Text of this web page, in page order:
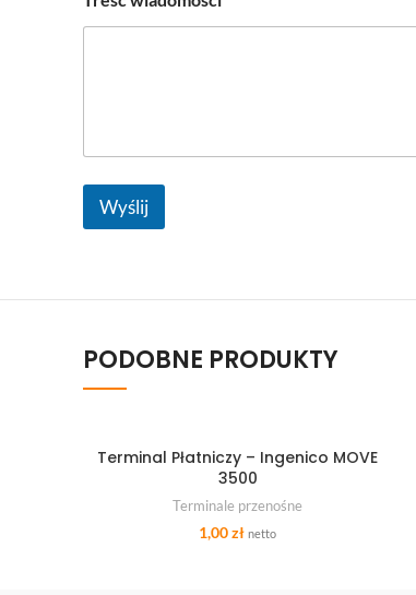
Wyślij
PODOBNE PRODUKTY
DODAJ DO KOSZYKA
Terminal Płatniczy – Ingenico MOVE
3500
Terminale przenośne
1,00zł netto